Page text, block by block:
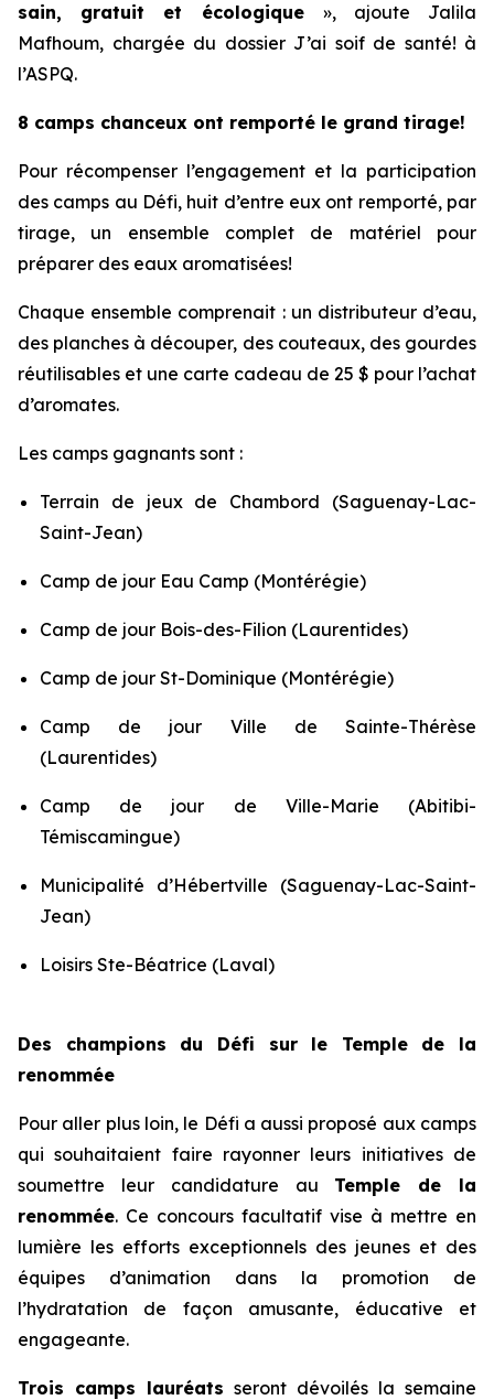
sain, gratuit et écologique », ajoute Jalila
Mafhoum, chargée du dossier J’ai soif de santé! à
l’ASPQ.
8 camps chanceux ont remporté le grand tirage!
Pour récompenser l’engagement et la participation
des camps au Défi, huit d’entre eux ont remporté, par
tirage, un ensemble complet de matériel pour
préparer des eaux aromatisées!
Chaque ensemble comprenait : un distributeur d’eau,
des planches à découper, des couteaux, des gourdes
réutilisables et une carte cadeau de 25 $ pour l’achat
d’aromates.
Les camps gagnants sont :
Terrain de jeux de Chambord (Saguenay-Lac-
Saint-Jean)
Camp de jour Eau Camp (Montérégie)
Camp de jour Bois-des-Filion (Laurentides)
Camp de jour St-Dominique (Montérégie)
Camp de jour Ville de Sainte-Thérèse
(Laurentides)
Camp de jour de Ville-Marie (Abitibi-
Témiscamingue)
Municipalité d’Hébertville (Saguenay-Lac-Saint-
Jean)
Loisirs Ste-Béatrice (Laval)
Des champions du Défi sur le Temple de la
renommée
Pour aller plus loin, le Défi a aussi proposé aux camps
qui souhaitaient faire rayonner leurs initiatives de
soumettre leur candidature au Temple de la
renommée. Ce concours facultatif vise à mettre en
lumière les efforts exceptionnels des jeunes et des
équipes d’animation dans la promotion de
l’hydratation de façon amusante, éducative et
engageante.
Trois camps lauréats seront dévoilés la semaine